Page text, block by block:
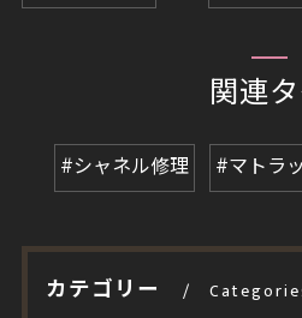
関連
#シャネル修理 #マトラ
カテゴリー